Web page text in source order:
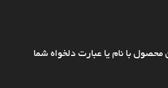
با نام یا عبارت دلخواه شما